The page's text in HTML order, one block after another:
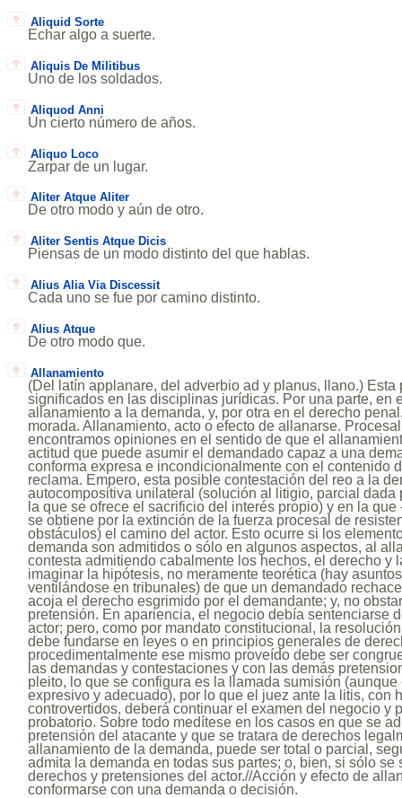
Aliquid Sorte
Echar algo a suerte.
Aliquis De Militibus
Uno de los soldados.
Aliquod Anni
Un cierto número de años.
Aliquo Loco
Zarpar de un lugar.
Aliter Atque Aliter
De otro modo y aún de otro.
Aliter Sentis Atque Dicis
Piensas de un modo distinto del que hablas.
Alius Alia Via Discessit
Cada uno se fue por camino distinto.
Alius Atque
De otro modo que.
Allanamiento
(Del latín applanare, del adverbio ad y planus, llano.) Esta
significados en las disciplinas jurídicas. Por una parte, en
allanamiento a la demanda, y, por otra en el derecho
morada. Allanamiento, acto o efecto de allanarse.
encontramos opiniones en el sentido de que el
actitud que puede asumir el demandado capaz a una
conforma expresa e incondicionalmente con el contenido
reclama. Empero, esta posible contestación del reo a la
autocompositiva unilateral (solución al litigio, parcial dada
la que se ofrece el sacrificio del interés propio) y en la
se obtiene por la extinción de la fuerza procesal de
obstáculos) el camino del actor. Esto ocurre si los
demanda son admitidos o sólo en algunos aspectos, al
contesta admitiendo cabalmente los hechos, el derecho y
imaginar la hipótesis, no meramente teorética (hay
ventilándose en tribunales) de que un demandado
acoja el derecho esgrimido por el demandante; y, no
pretensión. En apariencia, el negocio debía sentenciarse
actor; pero, como por mandato constitucional, la
debe fundarse en leyes o en principios generales de
procedimentalmente ese mismo proveído debe ser
las demandas y contestaciones y con las demás
pleito, lo que se configura es la llamada sumisión
expresivo y adecuado), por lo que el juez ante la litis, con
controvertidos, deberá continuar el examen del negocio y
probatorio. Sobre todo medítese en los casos en que se
pretensión del atacante y que se tratara de derechos
allanamiento de la demanda, puede ser total o parcial,
admita la demanda en todas sus partes; o, bien, si sólo se
derechos y pretensiones del actor.//Acción y efecto de
conformarse con una demanda o decisión.